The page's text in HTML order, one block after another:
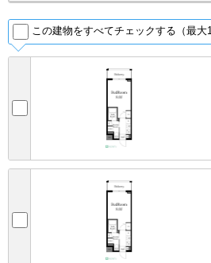
この建物をすべてチェックする（最大